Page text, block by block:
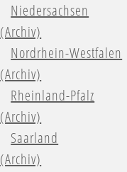
Niedersachsen
(Archiv)
Nordrhein-Westfalen
(Archiv)
Rheinland-Pfalz
(Archiv)
Saarland
(Archiv)